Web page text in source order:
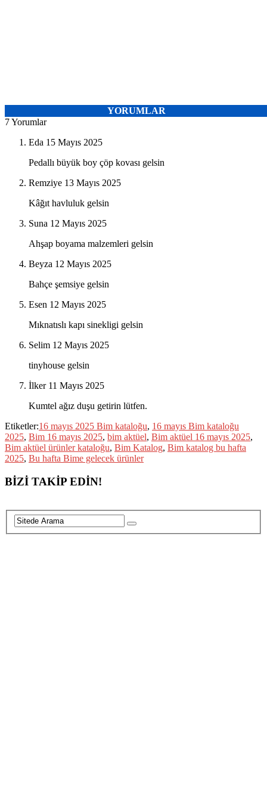
YORUMLAR
7 Yorumlar
Eda 15 Mayıs 2025
Pedallı büyük boy çöp kovası gelsin
Remziye 13 Mayıs 2025
Kâğıt havluluk gelsin
Suna 12 Mayıs 2025
Ahşap boyama malzemleri gelsin
Beyza 12 Mayıs 2025
Bahçe şemsiye gelsin
Esen 12 Mayıs 2025
Mıknatıslı kapı sinekligi gelsin
Selim 12 Mayıs 2025
tinyhouse gelsin
İlker 11 Mayıs 2025
Kumtel ağız duşu getirin lütfen.
Etiketler:16 mayıs 2025 Bim kataloğu, 16 mayıs Bim kataloğu
2025, Bim 16 mayıs 2025, bim aktüel, Bim aktüel 16 mayıs 2025,
Bim aktüel ürünler kataloğu, Bim Katalog, Bim katalog bu hafta
2025, Bu hafta Bime gelecek ürünler
BİZİ TAKİP EDİN!